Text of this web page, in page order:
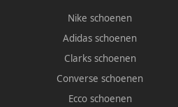
Nike schoenen
Adidas schoenen
Clarks schoenen
Converse schoenen
Ecco schoenen